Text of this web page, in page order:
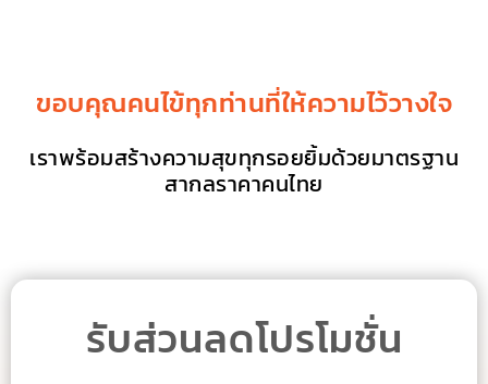
ขอบคุณคนไข้ทุกท่านที่ให้ความไว้วางใจ
เราพร้อมสร้างความสุขทุกรอยยิ้มด้วยมาตรฐาน
สากลราคาคนไทย
รับส่วนลดโปรโมชั่น